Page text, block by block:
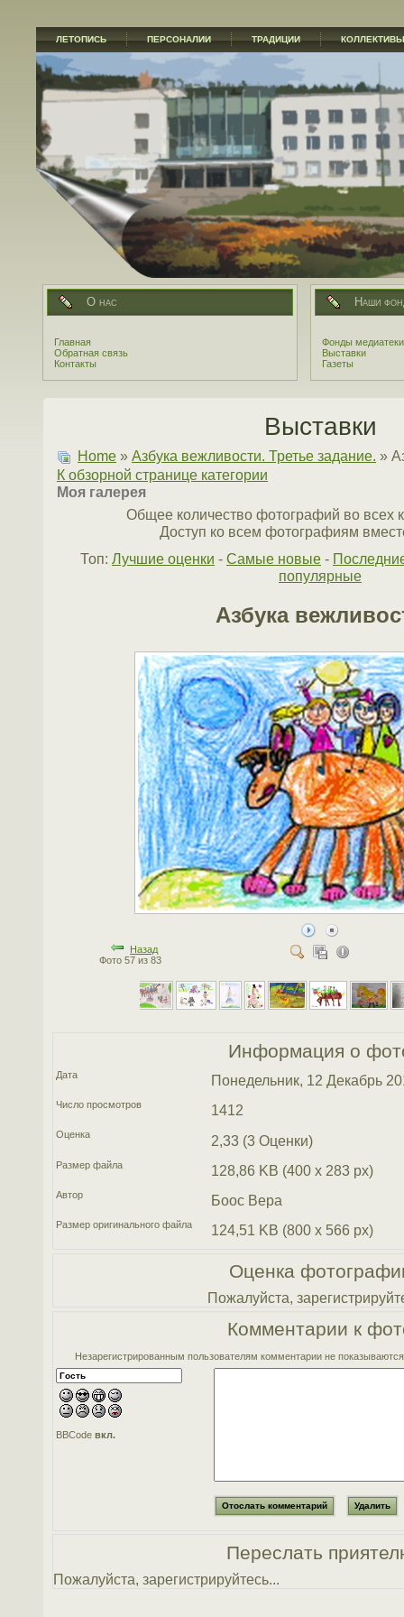
ЛЕТОПИСЬ ПЕРСОНАЛИИ ТРАДИЦИИ КОЛЛЕКТИВЫ
О нас
Главная
Обратная связь
Контакты
Наши
Фонды медиатеки
Выставки
Газеты
Выставки
Home » Азбука вежливости. Третье задание. »
К обзорной странице категории
Моя галерея
Общее количество фотографий во всех
Доступ ко всем фотографиям
Топ: Лучшие оценки - Самые новые -
популярные
Азбука
Назад
Фото 57 из 83
Информация о
Дата Понедельник, 12 Декабрь
Число просмотров 1412
Оценка 2,33 (3 Оценки)
Размер файла 128,86 KB (400 x 283 px)
Автор Боос Вера
Размер оригинального файла 124,51 KB (800 x 566 px)
Оценка
Пожалуйста,
Комментарии к
Незарегистрированным пользователям комментарии не
BBCodeвкл.
Переслать
Пожалуйста, зарегистрируйтесь...